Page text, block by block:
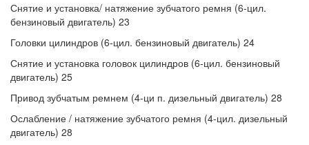
Снятие и установка/ натяжение зубчатого ремня (6-цил.
бензиновый двигатель) 23
Головки цилиндров (6-цил. бензиновый двигатель) 24
Снятие и установка головок цилиндров (6-цил. бензиновый
двигатель) 25
Привод зубчатым ремнем (4-ци п. дизельный двигатель) 28
Ослабление / натяжение зубчатого ремня (4-цил. дизельный
двигатель) 28